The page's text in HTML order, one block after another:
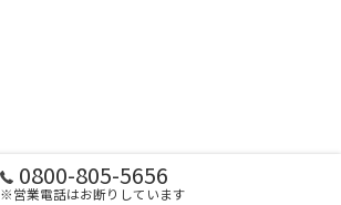
0800-805-5656
※営業電話はお断りしています